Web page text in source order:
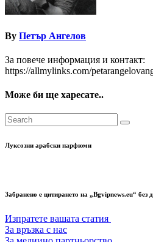
By Петър Ангелов
За повече информация и контакт:
https://allmylinks.com/
Може би ще харесате..
Луксозни арабски парфюми
Забранено е цитирането на „Bgvipnews.eu“ без
Изпратете вашата статия
За връзка с нас